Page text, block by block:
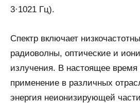
3·1021 Гц).
Спектр включает
радиоволны, оптические и
излучения. В настоящее
применение в различных
энергия неионизирующей